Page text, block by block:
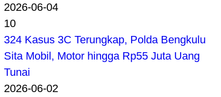
2026-06-04
10
324 Kasus 3C Terungkap, Polda Bengkulu
Sita Mobil, Motor hingga Rp55 Juta Uang
Tunai
2026-06-02